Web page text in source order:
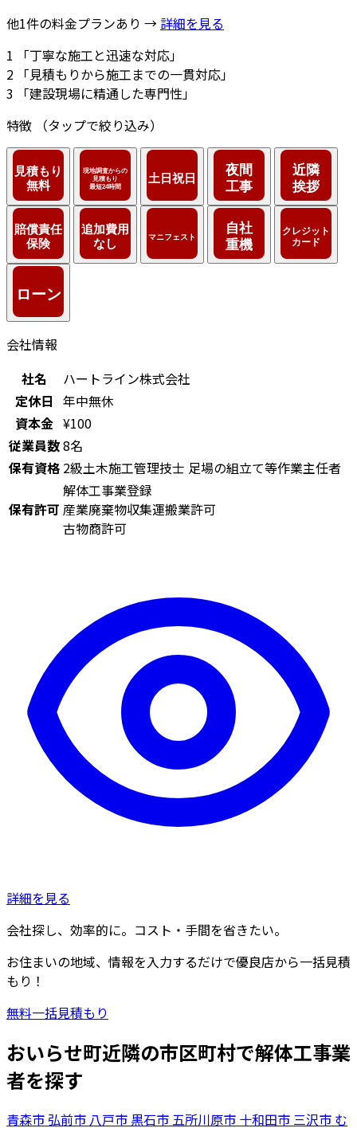
他1件の料金プランあり → 詳細を見る
1
「丁寧な施工と迅速な対応」
2 「見積もりから施工までの一貫対応」
3
「建設現場に精通した専門性」
特徴
（タップで絞り込み）
会社情報
社名
ハートライン株式会社
定休日 年中無休
資本金 ¥100
従業員数8名
保有資格 2級土木施工管理技士 足場の組立て等作業主任者
保有許可
解体工事業登録
産業廃棄物収集運搬業許可
古物商許可
詳細を見る
会社探し、効率的に。コスト・手間を省きたい。
お住まいの地域、情報を入力するだけで優良店から一括見積
もり！
無料一括見積もり
おいらせ町近隣の市区町村で解体工事業
者を探す
青森市弘前市 八戸市 黒石市 五所川原市 十和田市 三沢市 む